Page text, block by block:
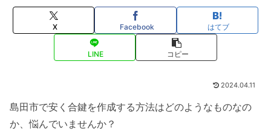
X Facebook はてブ
LINE コピー
2024.04.11
島田市で安く合鍵を作成する方法はどのようなものなの
か、悩んでいませんか？